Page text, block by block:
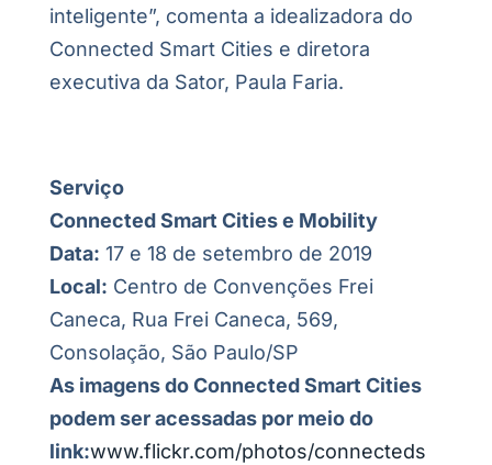
inteligente”, comenta a idealizadora do
Connected Smart Cities e diretora
executiva da Sator, Paula Faria.
Serviço
Connected Smart Cities e Mobility
Data: 17 e 18 de setembro de 2019
Local: Centro de Convenções Frei
Caneca, Rua Frei Caneca, 569,
Consolação, São Paulo/SP
As imagens do Connected Smart Cities
podem ser acessadas por meio do
link:www.flickr.com/photos/connecteds